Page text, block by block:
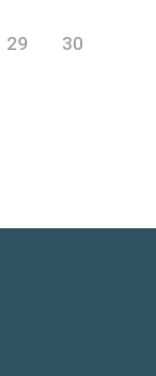
29 30